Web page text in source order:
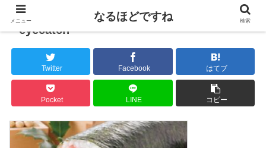
eyecatch
Twitter Facebook はてブ
Pocket LINE コピー
メニュー なるほどですね 検索